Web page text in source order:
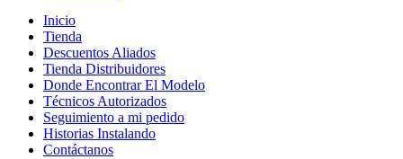
Inicio
Tienda
Descuentos Aliados
Tienda Distribuidores
Donde Encontrar El Modelo
Técnicos Autorizados
Seguimiento a mi pedido
Historias Instalando
Contáctanos